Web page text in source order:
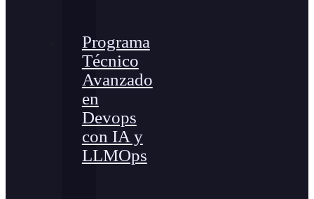
Programa
Técnico
Avanzado
en
Devops
con IA y
LLMOps